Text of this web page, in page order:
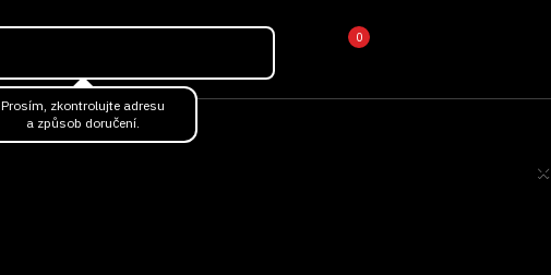
Prosím, zkontrolujte adresu
a způsob doručení.
0
×